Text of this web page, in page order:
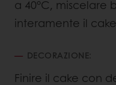
a 40°C, miscelare
interamente il
DECORAZIONE:
Finire il cake con